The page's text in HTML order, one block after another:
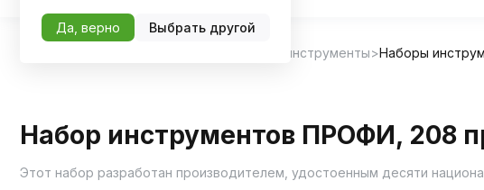
Ручные инструменты Наборы
Набор инструментов ПРОФИ, 208
Этот набор разработан производителем, удостоенным десяти
Да, верно Выбрать другой